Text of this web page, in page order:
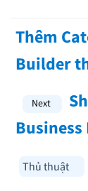
Thêm
Builder
Business
Thủ thuật